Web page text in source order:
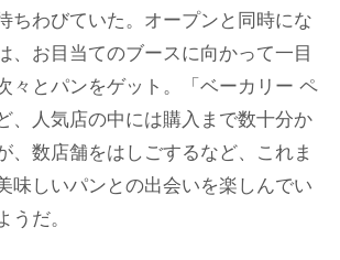
ちわびていた。オープンと同時にな
、お目当てのブースに向かって一目
々とパンをゲット。「ベーカリー ペ
、人気店の中には購入まで数十分か
、数店舗をはしごするなど、これま
味しいパンとの出会いを楽しんでい
だ。